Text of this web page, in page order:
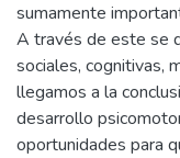
sumamente
A través de este se
sociales, cognitivas,
llegamos a la
desarrollo
oportunidades para